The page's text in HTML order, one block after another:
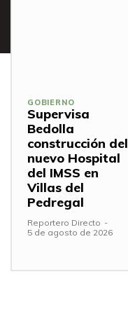
GOBIERNO
Supervisa
Bedolla
construcción del
nuevo Hospital
del IMSS en
Villas del
Pedregal
Reportero Directo -
5 de agosto de 2026